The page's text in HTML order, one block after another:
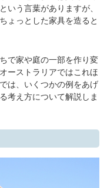
いう言葉がありますが、
ょっとした家具を造ると
で家や庭の一部を作り変
ーストラリアではこれほ
は、いくつかの例をあげ
考え方について解説しま